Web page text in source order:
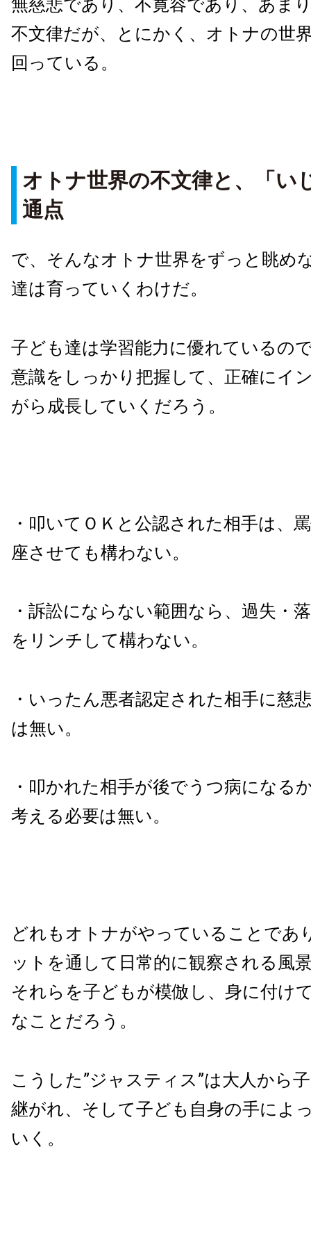
無慈悲であり、不寛容であり、あま
不文律だが、とにかく、オトナの世
回っている。
オトナ世界の不文律と、「い
通点
で、そんなオトナ世界をずっと眺め
達は育っていくわけだ。
子ども達は学習能力に優れているの
意識をしっかり把握して、正確にイ
がら成長していくだろう。
・叩いてＯＫと公認された相手は、
座させても構わない。
・訴訟にならない範囲なら、過失・
をリンチして構わない。
・いったん悪者認定された相手に慈
は無い。
・叩かれた相手が後でうつ病になる
考える必要は無い。
どれもオトナがやっていることであ
ットを通して日常的に観察される風
それらを子どもが模倣し、身に付け
なことだろう。
こうした”ジャスティス”は大人から
継がれ、そして子ども自身の手によ
いく。